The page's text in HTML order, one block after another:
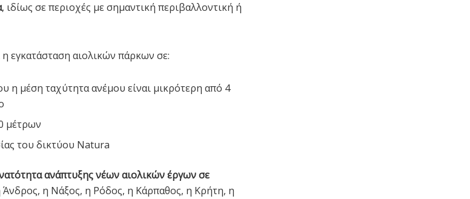
, ιδίως σε περιοχές με σημαντική περιβαλλοντική ή
η εγκατάσταση αιολικών πάρκων σε:
η μέση ταχύτητα ανέμου είναι μικρότερη από 4
μέτρων
του δικτύου Natura
ανάπτυξης νέων αιολικών έργων σε
η Νάξος, η Ρόδος, η Κάρπαθος, η Κρήτη, η